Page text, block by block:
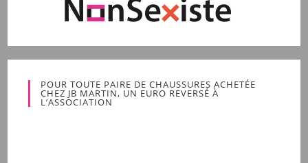
POUR TOUTE PAIRE DE CHAUSSURES ACHETÉE
CHEZ JB MARTIN, UN EURO REVERSÉ À
L’ASSOCIATION